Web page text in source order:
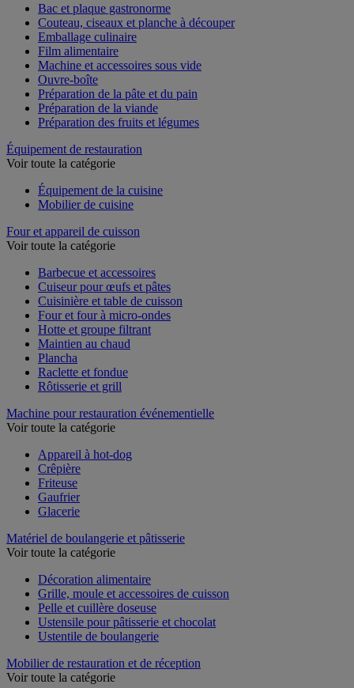
Bac et plaque gastronorme
Couteau, ciseaux et planche à découper
Emballage culinaire
Film alimentaire
Machine et accessoires sous vide
Ouvre-boîte
Préparation de la pâte et du pain
Préparation de la viande
Préparation des fruits et légumes
Équipement de restauration
Voir toute la catégorie
Équipement de la cuisine
Mobilier de cuisine
Four et appareil de cuisson
Voir toute la catégorie
Barbecue et accessoires
Cuiseur pour œufs et pâtes
Cuisinière et table de cuisson
Four et four à micro-ondes
Hotte et groupe filtrant
Maintien au chaud
Plancha
Raclette et fondue
Rôtisserie et grill
Machine pour restauration événementielle
Voir toute la catégorie
Appareil à hot-dog
Crêpière
Friteuse
Gaufrier
Glacerie
Matériel de boulangerie et pâtisserie
Voir toute la catégorie
Décoration alimentaire
Grille, moule et accessoires de cuisson
Pelle et cuillère doseuse
Ustensile pour pâtisserie et chocolat
Ustentile de boulangerie
Mobilier de restauration et de réception
Voir toute la catégorie